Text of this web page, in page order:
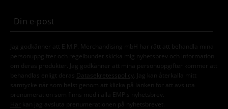
Jag godkänner att E.M.P. Merchandising mbH har rätt att behandla mina
personuppgifter och regelbundet skicka mig nyhetsbrev och information
om deras produkter. Jag godkänner att mina personuppgifter kommer att
behandlas enligt deras
Datasekretesspolicy
. Jag kan återkalla mitt
samtycke när som helst genom att klicka på länken för att avsluta
prenumeration som finns med i alla EMP:s nyhetsbrev.
Här kan jag avsluta prenumerationen på nyhetsbrevet.